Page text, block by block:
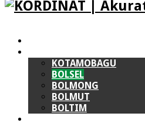
KOTAMOBAGU
BOLSEL
BOLMONG
BOLMUT
BOLTIM